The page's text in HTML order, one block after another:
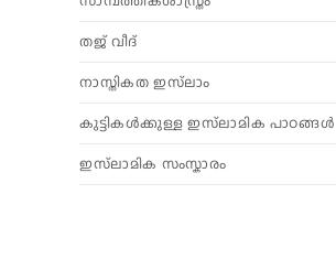
തജ് വീദ്
നാസ്തികത ഇസ്‌ലാം
കുട്ടികൾക്കുള്ള ഇസ്‌ലാമിക പാഠങ്ങൾ
ഇസ്‌ലാമിക സംസ്കാരം